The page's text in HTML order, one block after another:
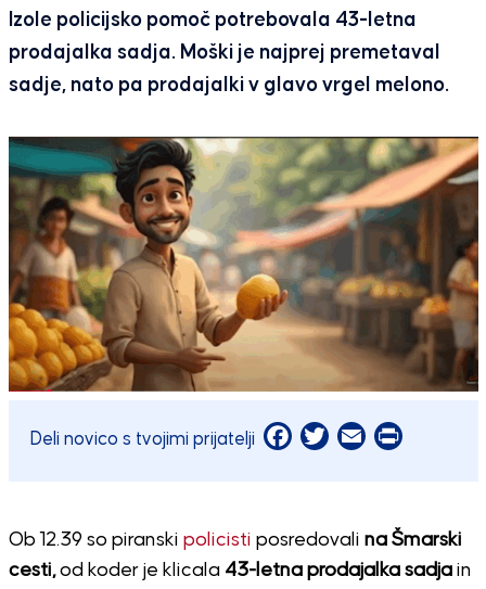
Izole policijsko pomoč potrebovala 43-letna
prodajalka sadja. Moški je najprej premetaval
sadje, nato pa prodajalki v glavo vrgel melono.
Deli novico s tvojimi prijatelji Facebook
Twitter
EmailPrint
Ob 12.39 so piranski policisti posredovali na Šmarski
cesti,od koder je klicala 43-letna prodajalka sadjain